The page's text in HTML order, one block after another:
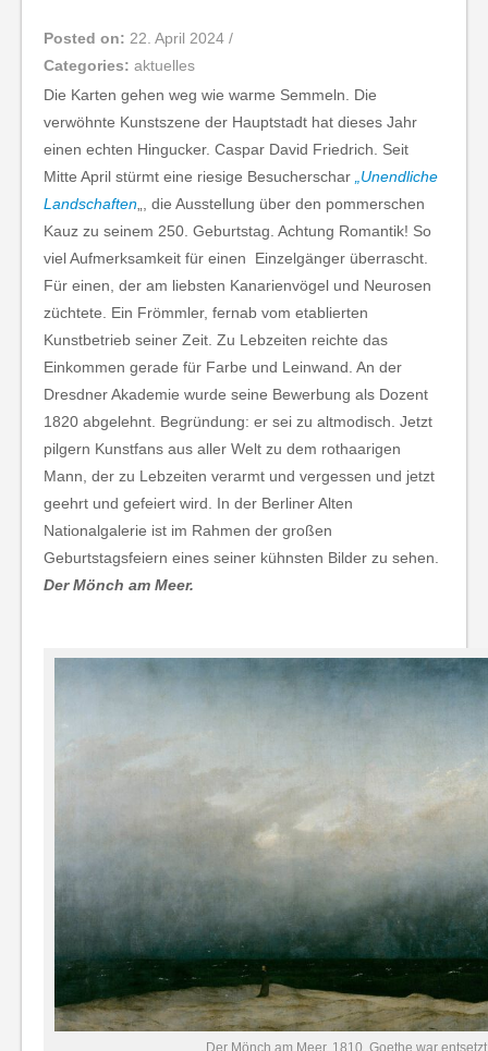
Posted on: 22. April 2024 /
Categories: aktuelles
Die Karten gehen weg wie warme Semmeln. Die
verwöhnte Kunstszene der Hauptstadt hat dieses Jahr
einen echten Hingucker. Caspar David Friedrich. Seit
Mitte April stürmt eine riesige Besucherschar
„Unendliche
Landschaften „, die Ausstellung über den pommerschen
Kauz zu seinem 250. Geburtstag. Achtung Romantik! So
viel Aufmerksamkeit für einen Einzelgänger überrascht.
Für einen, der am liebsten Kanarienvögel und Neurosen
züchtete. Ein Frömmler, fernab vom etablierten
Kunstbetrieb seiner Zeit. Zu Lebzeiten reichte das
Einkommen gerade für Farbe und Leinwand. An der
Dresdner Akademie wurde seine Bewerbung als Dozent
1820 abgelehnt. Begründung: er sei zu altmodisch. Jetzt
pilgern Kunstfans aus aller Welt zu dem rothaarigen
Mann, der zu Lebzeiten verarmt und vergessen und jetzt
geehrt und gefeiert wird. In der Berliner Alten
Nationalgalerie ist im Rahmen der großen
Geburtstagsfeiern eines seiner kühnsten Bilder zu sehen.
Der Mönch am Meer.
Der Mönch am Meer. 1810. Goethe war